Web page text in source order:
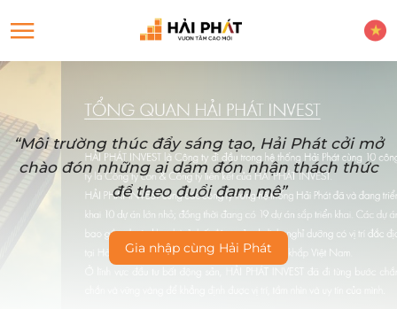
“Môi trường thúc đẩy sáng tạo, Hải Phát cởi mở
chào đón những ai dám đón nhận thách thức
để theo đuổi đam mê”
Gia nhập cùng Hải Phát